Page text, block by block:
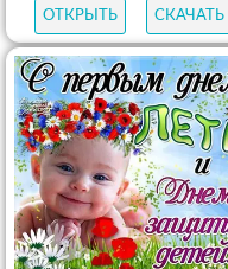
ОТКРЫТЬ СКАЧАТЬ